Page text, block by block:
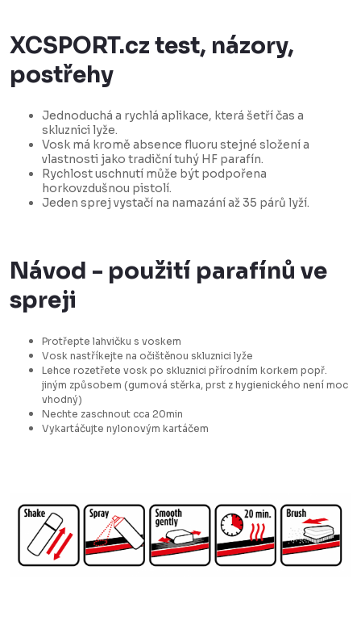
XCSPORT.cz test, názory,
postřehy
Jednoduchá a rychlá aplikace, která šetří čas a
skluznici lyže.
Vosk má kromě absence fluoru stejné složení a
vlastnosti jako tradiční tuhý HF parafín.
Rychlost uschnutí může být podpořena
horkovzdušnou pistolí.
Jeden sprej vystačí na namazání až 35 párů lyží.
Návod - použití parafínů ve
spreji
Protřepte lahvičku s voskem
Vosk nastříkejte na očištěnou skluznici lyže
Lehce rozetřete vosk po skluznici přírodním korkem popř.
jiným způsobem (gumová stěrka, prst z hygienického není moc
vhodný)
Nechte zaschnout cca 20min
Vykartáčujte nylonovým kartáčem